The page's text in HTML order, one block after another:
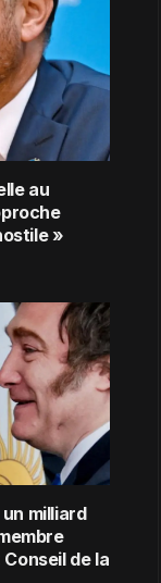
au
»
milliard
de la